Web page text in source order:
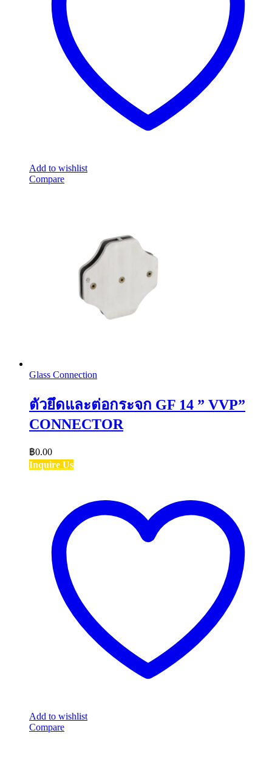
Add to wishlist
Compare
Glass Connection
ตัวยึดและต่อกระจก GF 14 ” VVP”
CONNECTOR
฿0.00
Inquire Us
Add to wishlist
Compare